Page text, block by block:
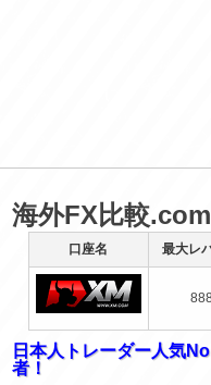
海外FX比較
口座名 最大レ
日本人トレーダー人気
者！